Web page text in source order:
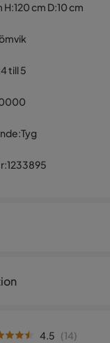
H:120 cm D:10 cm
4 till 5
:Tyg
:1233895
för extra
4.5 (14)